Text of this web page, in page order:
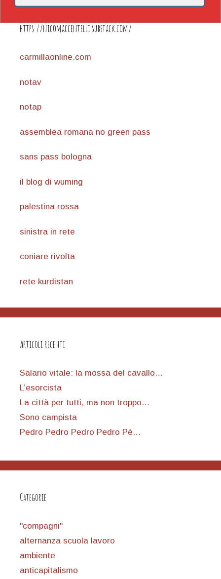
https://nicomaccentelli.substack.com/
carmillaonline.com
notav
notap
assemblea romana no green pass
sans pass bologna
il blog di wuming
palestina rossa
sinistra in rete
coniare rivolta
rete kurdistan
Articoli recenti
Salario vitale: la mossa del cavallo…
L’esorcista
La città per tutti, ma non troppo…
Sono campista
Pedro Pedro Pedro Pedro Pè…
Categorie
"compagni"
alternanza scuola lavoro
ambiente
anticapitalismo